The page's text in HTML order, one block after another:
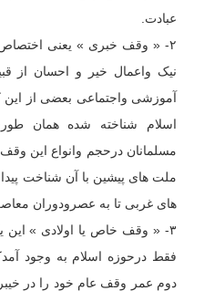
عبادت.
۲- « وقف خبری » یعنی اختصاص
نیک واعمال خیر و احسان از
آموزشی واجتماعی بعضی از این
اسلام شناخته شده همان
مسلمانان درحجم وانواع این وقف
ملت های پیشین با آن شناخت
های غربی تا به عصرودوران
۳- « وقف خاص یا اولادی » این
فقط درحوزه اسلام به وجود
دوم عمر وقف عام خود را در